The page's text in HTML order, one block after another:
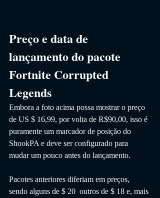
Preço e data de
lançamento do pacote
Fortnite Corrupted
Legends
Embora a foto acima possa mostrar o preço
de US $ 16,99, por volta de R$90,00, isso é
puramente um marcador de posição do
ShookPA e deve ser configurado para
mudar um pouco antes do lançamento.
Pacotes anteriores diferiam em preços,
sendo alguns de $ 20  outros de $ 18 e, mais